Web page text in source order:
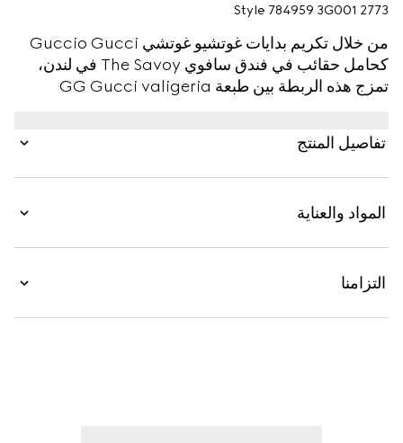
Style ‎784959 3G001 2773
من خلال تكريم بدايات غوتشيو غوتشي Guccio Gucci
كحامل حقائب في فندق سافوي The Savoy في لندن،
تمزج هذه الربطة بين طبعة GG Gucci valigeria
تفاصيل المنتج
المواد والعناية
التزامنا